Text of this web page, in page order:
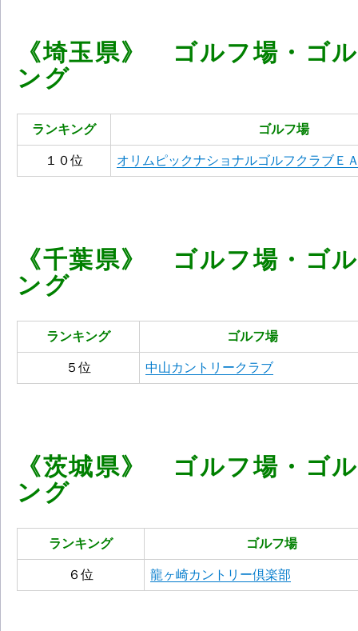
《埼玉県》 ゴルフ場・ゴ
ング
ランキング ゴルフ場
１０位 オリムピックナショナルゴルフクラブＥ
《千葉県》 ゴルフ場・ゴ
ング
ランキング ゴルフ場
５位 中山カントリークラブ
《茨城県》 ゴルフ場・ゴ
ング
ランキング ゴルフ場
６位 龍ヶ崎カントリー倶楽部